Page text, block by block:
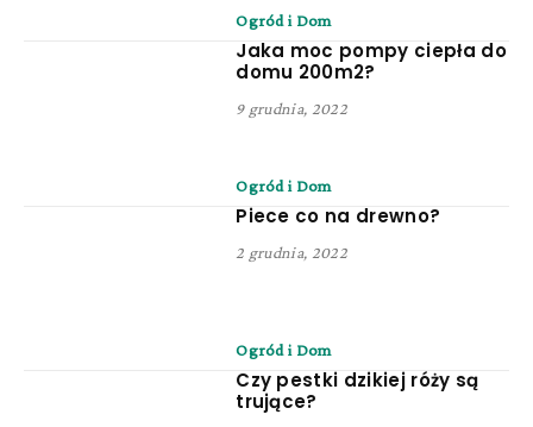
Ogród i Dom
Jaka moc pompy ciepła do
domu 200m2?
9 grudnia, 2022
Ogród i Dom
Piece co na drewno?
2 grudnia, 2022
Ogród i Dom
Czy pestki dzikiej róży są
trujące?